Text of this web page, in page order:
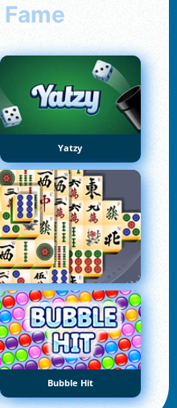
Fame
Yatzy
Bubble Hit